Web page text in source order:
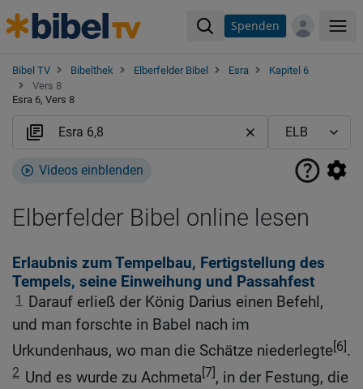
Spenden
Bibel TV Bibelthek Elberfelder Bibel Esra
Kapitel 6
Vers 8
Esra 6, Vers 8
Videos einblenden
Elberfelder Bibel online lesen
Erlaubnis zum Tempelbau, Fertigstellung des
Tempels, seine Einweihung und Passahfest
1
Darauf erließ der König Darius einen Befehl,
und man forschte in Babel nach im
Urkundenhaus, wo man die Schätze niederlegte[6].
2 Und es wurde zu Achmeta[7], in der Festung, die